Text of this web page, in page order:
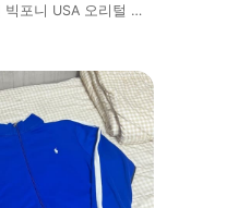
포니 USA 오리털 패